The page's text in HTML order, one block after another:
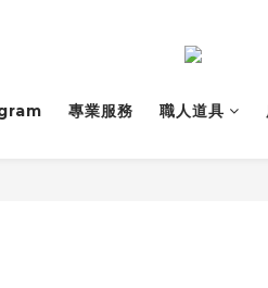
專業服務 職人道具